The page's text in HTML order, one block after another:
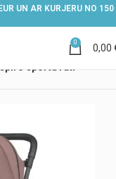
UN AR KURJERU NO 150
0 0,00